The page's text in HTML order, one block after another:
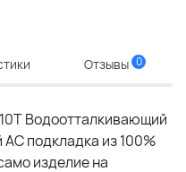
Отзывы 0
Водоотталкивающий
подкладка из 100%
изделие на